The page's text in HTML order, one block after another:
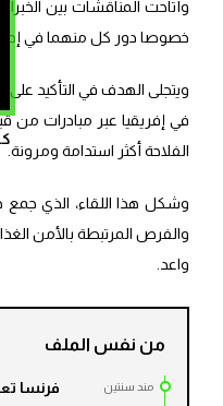
وأتاحت المناقشات بين
خصوصا دور كل منهما في إطار
ويتجلى الهدف في التأكيد على
في إفريقيا عبر مبادرات من
الفلاحة أكثر استدامة ومرونة.
وشكل هذا اللقاء، الذي جمع
والفرص المرتبطة بالأمن
واعد.
من نفس الملف
مند سنتين فرنسا